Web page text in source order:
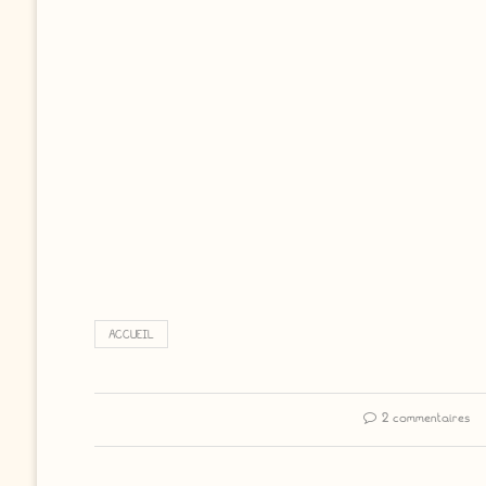
ACCUEIL
2 commentaires